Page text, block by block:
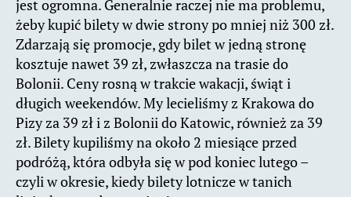
jest ogromna. Generalnie raczej nie ma problemu,
żeby kupić bilety w dwie strony po mniej niż 300 zł.
Zdarzają się promocje, gdy bilet w jedną stronę
kosztuje nawet 39 zł, zwłaszcza na trasie do
Bolonii. Ceny rosną w trakcie wakacji, świąt i
długich weekendów. My lecieliśmy z Krakowa do
Pizy za 39 zł i z Bolonii do Katowic, również za 39
zł. Bilety kupiliśmy na około 2 miesiące przed
podróżą, która odbyła się w pod koniec lutego –
czyli w okresie, kiedy bilety lotnicze w tanich